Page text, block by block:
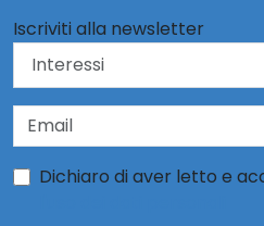
Iscriviti alla newsletter
Dichiaro di aver letto e